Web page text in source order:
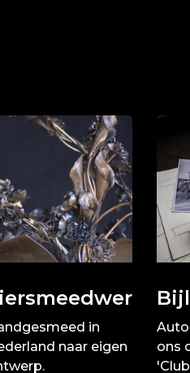
in
naar eigen
ons